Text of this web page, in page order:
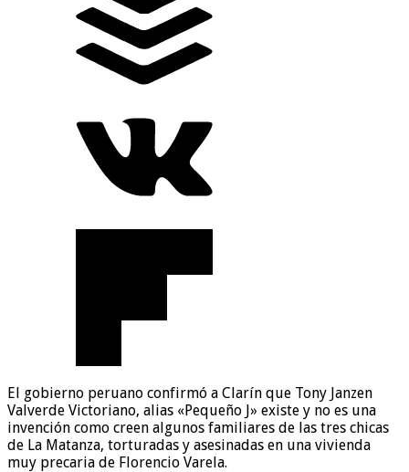
El gobierno peruano confirmó a Clarín que Tony Janzen
Valverde Victoriano, alias «Pequeño J» existe y no es una
invención como creen algunos familiares de las tres chicas
de La Matanza, torturadas y asesinadas en una vivienda
muy precaria de Florencio Varela.